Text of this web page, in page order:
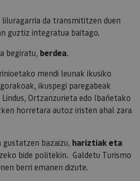
da transmititzen duen
guztiz integratua baitago.
begiratu, berdea.
mendi leunak ikusiko
ikuspegi paregabeak
Ortzanzurieta edo Ibañetako
horretara autoz iristen ahal zara
bazaizu, hariztiak eta
bide politekin. Galdetu Turismo
berri emanen dizute.